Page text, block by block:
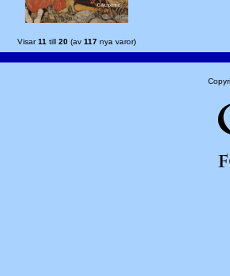
Visar11 till 20 (av 117 nya varor)